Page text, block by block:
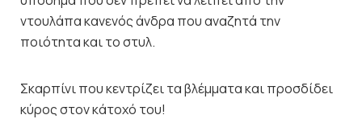
ντουλάπα κανενός άνδρα που αναζητά την
ποιότητα και το στυλ.
Σκαρπίνι που κεντρίζει τα βλέμματα και προσδίδει
κύρος στον κάτοχό του!